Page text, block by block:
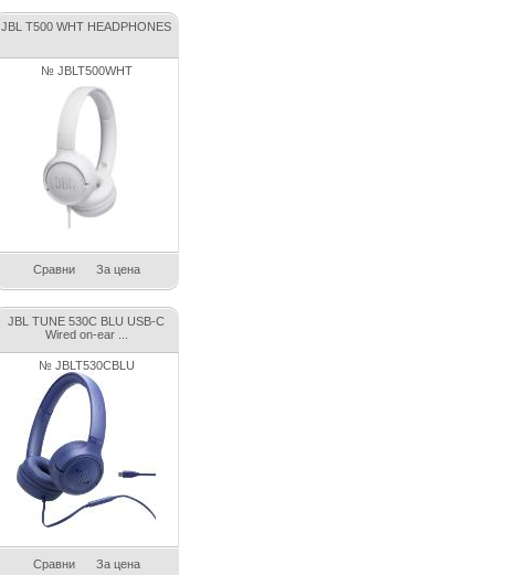
JBL T500 WHT HEADPHONES
№ JBLT500WHT
Сравни За цена
JBL TUNE 530C BLU USB-C
Wired on-ear ...
№ JBLT530CBLU
Сравни За цена